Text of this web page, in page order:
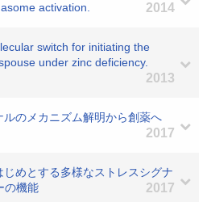
activation.
2014
switch for initiating the
under zinc deficiency.
2013
のメカニズム解明から創薬へ
2017
めとする多様なストレスシグナ
の機能
2017